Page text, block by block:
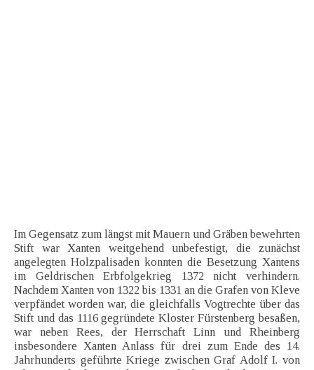
Im Gegensatz zum längst mit Mauern und Gräben bewehrten
Stift war Xanten weitgehend unbefestigt, die zunächst
angelegten Holzpalisaden konnten die Besetzung Xantens
im Geldrischen Erbfolgekrieg 1372 nicht verhindern.
Nachdem Xanten von 1322 bis 1331 an die Grafen von Kleve
verpfändet worden war, die gleichfalls Vogtrechte über das
Stift und das 1116 gegründete Kloster Fürstenberg besaßen,
war neben Rees, der Herrschaft Linn und Rheinberg
insbesondere Xanten Anlass für drei zum Ende des 14.
Jahrhunderts geführte Kriege zwischen Graf Adolf I. von